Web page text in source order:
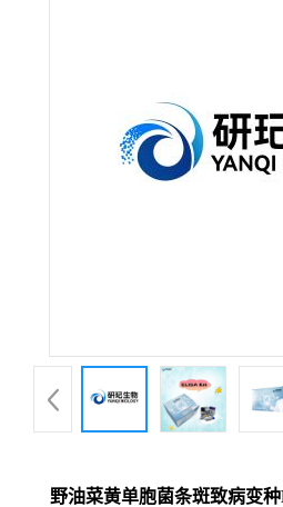
野油菜黄单胞菌条斑致病变